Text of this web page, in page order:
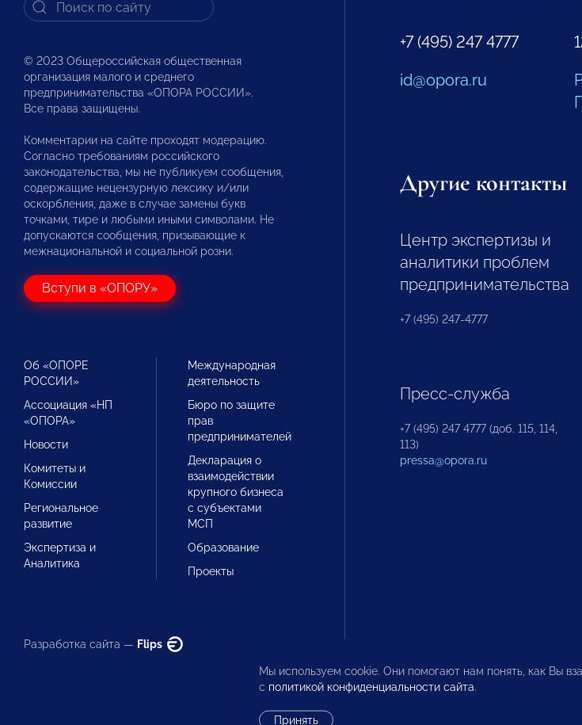
© 2023 Общероссийская общественная
организация малого и среднего
предпринимательства «ОПОРА РОССИИ».
Все права защищены.
Комментарии на сайте проходят модерацию.
Согласно требованиям российского
законодательства, мы не публикуем сообщения,
содержащие нецензурную лексику и/или
оскорбления, даже в случае замены букв
точками, тире и любыми иными символами. Не
допускаются сообщения, призывающие к
межнациональной и социальной розни.
Вступи в «ОПОРУ»
Об «ОПОРЕ
РОССИИ»
Ассоциация «НП
«ОПОРА»
Новости
Комитеты и
Комиссии
Региональное
развитие
Экспертиза и
Аналитика
Международная
деятельность
Бюро по защите
прав
предпринимателей
Декларация о
взаимодействии
крупного бизнеса
с субъектами
МСП
Образование
Проекты
Разработка сайта — Flips
+7 (495) 247 4777
id@opora.ru
Другие контакты
Центр экспертизы и
аналитики проблем
предпринимательства
+7 (495) 247-4777
Пресс-служба
+7 (495) 247 4777 (доб. 115, 114,
113)
pressa@opora.ru
Мы используем cookie. Они помогают нам понять, как Вы
с политикой конфиденциальности сайта.
Принять